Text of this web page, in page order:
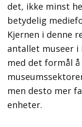
det, ikke minst
betydelig
Kjernen i denne
antallet museer i
med det formål
men desto mer
enheter.